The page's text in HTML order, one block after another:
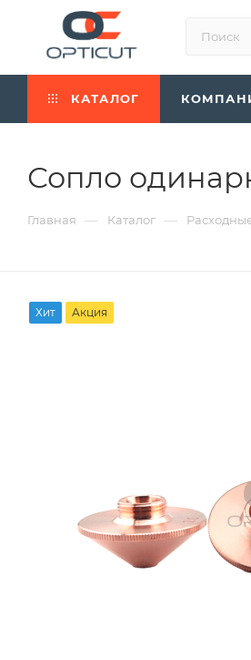
КАТАЛОГ
Сопло
Главная — Каталог —
Хит Акция